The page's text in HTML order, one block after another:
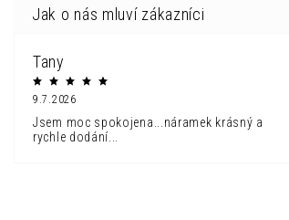
Tany
9.7.2026
Jsem moc spokojena...náramek krásný a
rychle dodání...